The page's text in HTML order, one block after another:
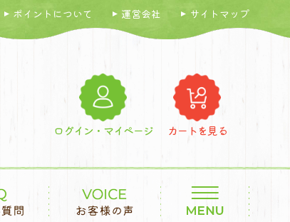
ポイントについて 運営会社 サイトマップ
ログイン・マイページ カートを見る